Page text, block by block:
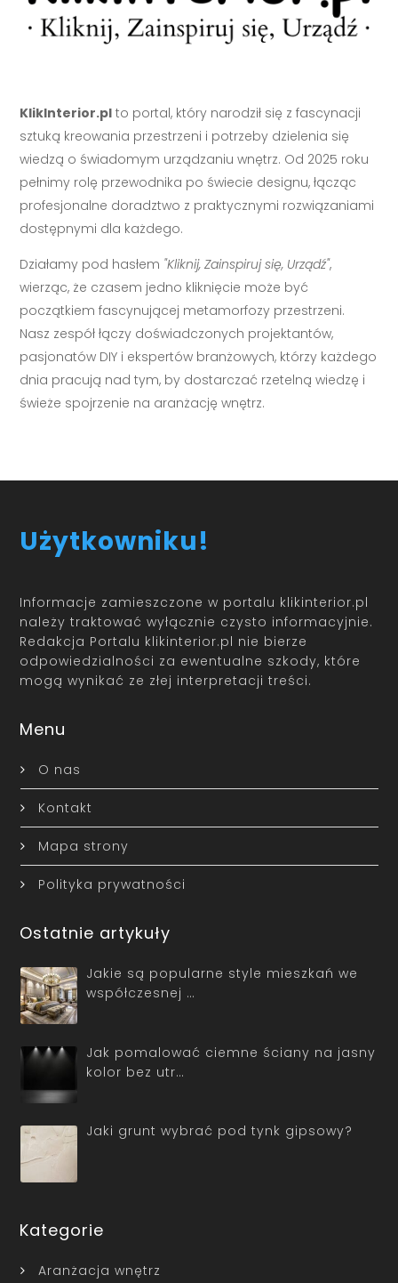
KlikInterior.pl to portal, który narodził się z fascynacji
sztuką kreowania przestrzeni i potrzeby dzielenia się
wiedzą o świadomym urządzaniu wnętrz. Od 2025 roku
pełnimy rolę przewodnika po świecie designu, łącząc
profesjonalne doradztwo z praktycznymi rozwiązaniami
dostępnymi dla każdego.
Działamy pod hasłem "Kliknij, Zainspiruj się, Urządź",
wierząc, że czasem jedno kliknięcie może być
początkiem fascynującej metamorfozy przestrzeni.
Nasz zespół łączy doświadczonych projektantów,
pasjonatów DIY i ekspertów branżowych, którzy każdego
dnia pracują nad tym, by dostarczać rzetelną wiedzę i
świeże spojrzenie na aranżację wnętrz.
Użytkowniku!
Informacje zamieszczone w portalu klikinterior.pl
należy traktować wyłącznie czysto informacyjnie.
Redakcja Portalu klikinterior.pl nie bierze
odpowiedzialności za ewentualne szkody, które
mogą wynikać ze złej interpretacji treści.
Menu
O nas
Kontakt
Mapa strony
Polityka prywatności
Ostatnie artykuły
Jakie są popularne style mieszkań we
współczesnej …
Jak pomalować ciemne ściany na jasny
kolor bez utr…
Jaki grunt wybrać pod tynk gipsowy?
Kategorie
Aranżacja wnętrz